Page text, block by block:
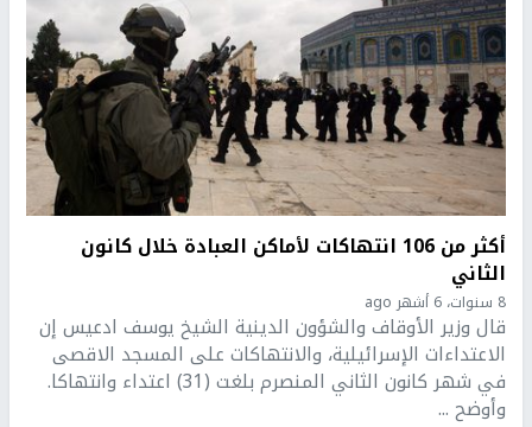
أكثر من 106 انتهاكات لأماكن العبادة خلال كانون
الثاني
8 سنوات، 6 أشهر ago
قال وزير الأوقاف والشؤون الدينية الشيخ يوسف ادعيس إن
الاعتداءات الإسرائيلية، والانتهاكات على المسجد الاقصى
في شهر كانون الثاني المنصرم بلغت (31) اعتداء وانتهاكا.
وأوضح ...